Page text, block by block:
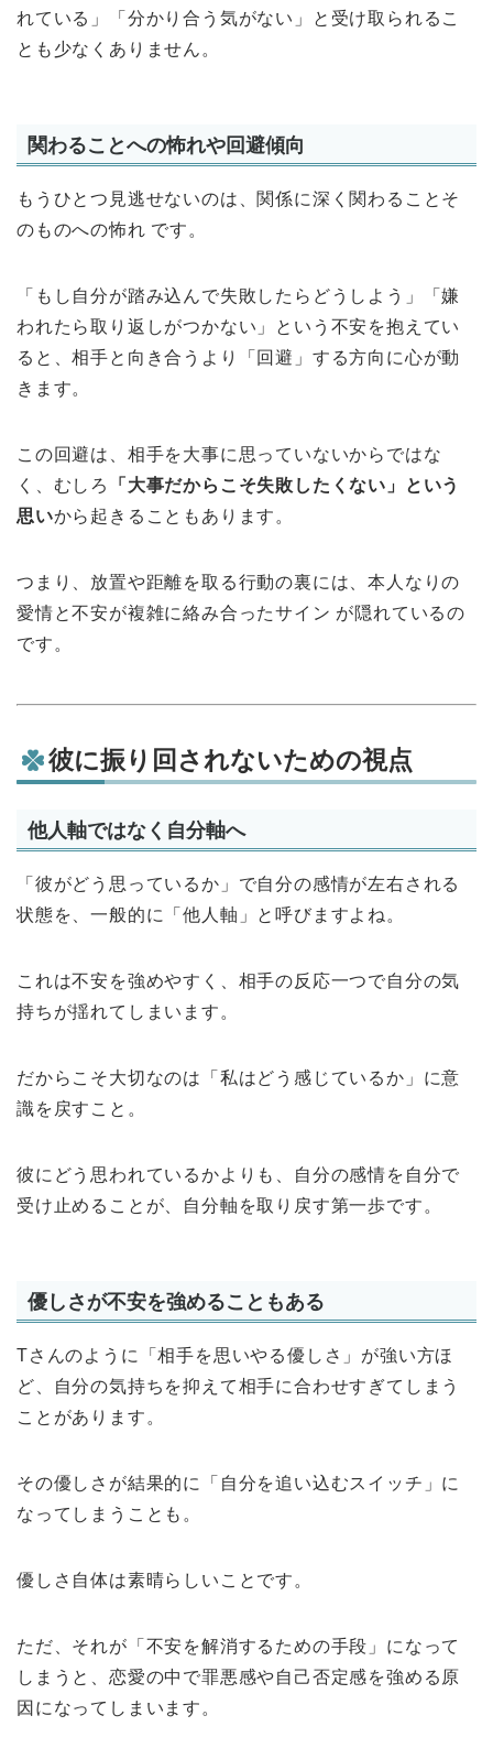
れている」「分かり合う気がない」と受け取られるこ
とも少なくありません。
関わることへの怖れや回避傾向
もうひとつ見逃せないのは、関係に深く関わることそ
のものへの怖れ です。
「もし自分が踏み込んで失敗したらどうしよう」「嫌
われたら取り返しがつかない」という不安を抱えてい
ると、相手と向き合うより「回避」する方向に心が動
きます。
この回避は、相手を大事に思っていないからではな
く、むしろ
「大事だからこそ失敗したくない」という
思いから起きることもあります。
つまり、放置や距離を取る行動の裏には、本人なりの
愛情と不安が複雑に絡み合ったサイン が隠れているの
です。
彼に振り回されないための視点
他人軸ではなく自分軸へ
「彼がどう思っているか」で自分の感情が左右される
状態を、一般的に「他人軸」と呼びますよね。
これは不安を強めやすく、相手の反応一つで自分の気
持ちが揺れてしまいます。
だからこそ大切なのは「私はどう感じているか」に意
識を戻すこと。
彼にどう思われているかよりも、自分の感情を自分で
受け止めることが、自分軸を取り戻す第一歩です。
優しさが不安を強めることもある
Tさんのように「相手を思いやる優しさ」が強い方ほ
ど、自分の気持ちを抑えて相手に合わせすぎてしまう
ことがあります。
その優しさが結果的に「自分を追い込むスイッチ」に
なってしまうことも。
優しさ自体は素晴らしいことです。
ただ、それが「不安を解消するための手段」になって
しまうと、恋愛の中で罪悪感や自己否定感を強める原
因になってしまいます。